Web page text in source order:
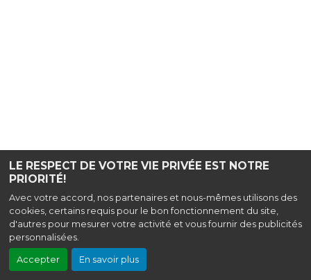
LE RESPECT DE VOTRE VIE PRIVÉE EST NOTRE
PRIORITÉ!
Avec votre accord, nos partenaires et nous-mêmes utilisons des
cookies, certains requis pour le bon fonctionnement du site,
d'autres pour mesurer votre activité et vous fournir des publicités
personnalisées.
Accepter En savoir plus